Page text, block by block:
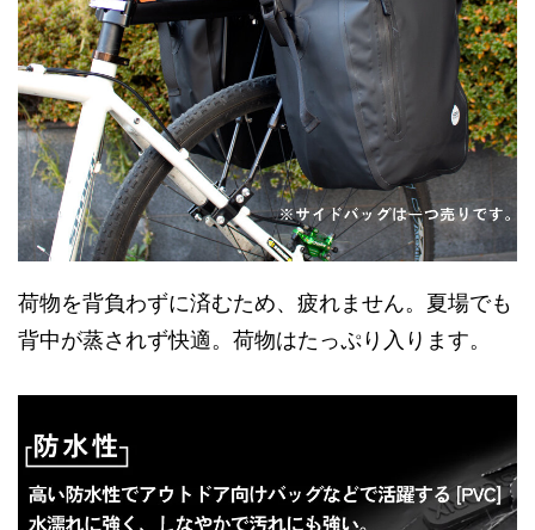
荷物を背負わずに済むため、疲れません。夏場でも
背中が蒸されず快適。荷物はたっぷり入ります。